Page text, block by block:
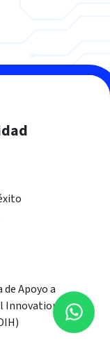
Apoyo a
Innovation